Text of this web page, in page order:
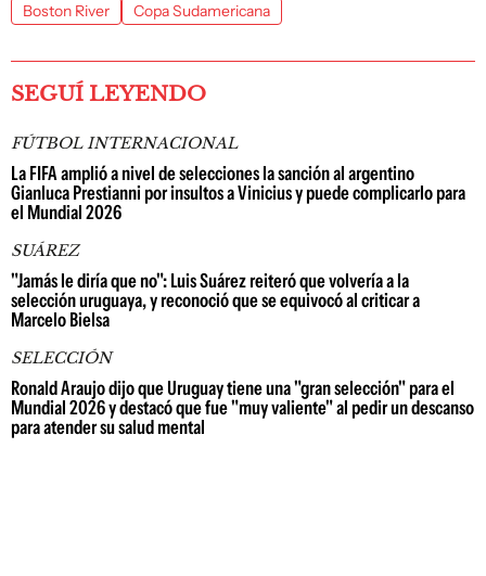
Boston River Copa Sudamericana
SEGUÍ LEYENDO
FÚTBOL INTERNACIONAL
La FIFA amplió a nivel de selecciones la sanción al argentino
Gianluca Prestianni por insultos a Vinicius y puede complicarlo para
el Mundial 2026
SUÁREZ
"Jamás le diría que no": Luis Suárez reiteró que volvería a la
selección uruguaya, y reconoció que se equivocó al criticar a
Marcelo Bielsa
SELECCIÓN
Ronald Araujo dijo que Uruguay tiene una "gran selección" para el
Mundial 2026 y destacó que fue "muy valiente" al pedir un descanso
para atender su salud mental